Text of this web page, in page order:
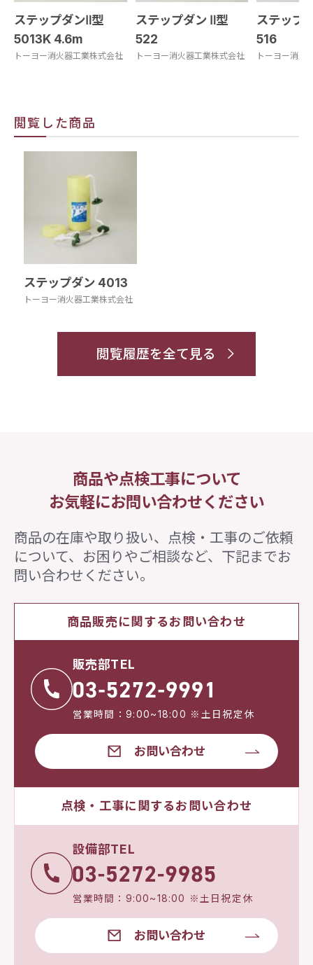
ステップダンⅡ型
5013K 4.6m
トーヨー消火器工業株式会社
ステップダン Ⅱ型
522
トーヨー消火器工業株式会社
ステップ
516
トーヨー消火
閲覧した商品
ステップダン 4013
トーヨー消火器工業株式会社
閲覧履歴を全て見る
商品や点検工事について
お気軽にお問い合わせください
商品の在庫や取り扱い、点検・工事のご依頼
について、 お困りやご相談など、下記までお
問い合わせください。
商品販売に関するお問い合わせ
販売部TEL
営業時間：9:00~18:00 ※土日祝定休
お問い合わせ
点検・工事に関するお問い合わせ
設備部TEL
営業時間：9:00~18:00 ※土日祝定休
お問い合わせ